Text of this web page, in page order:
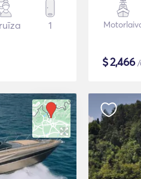
1
$2,466/